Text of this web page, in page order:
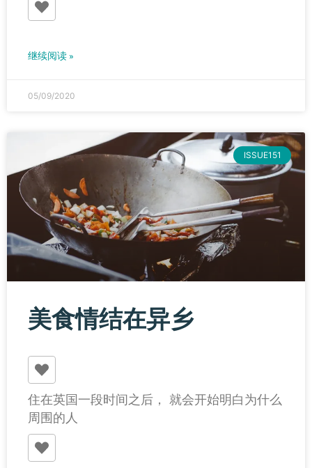
继续阅读 »
05/09/2020
ISSUE151
美食情结在异乡
住在英国一段时间之后， 就会开始明白为什么
周围的人